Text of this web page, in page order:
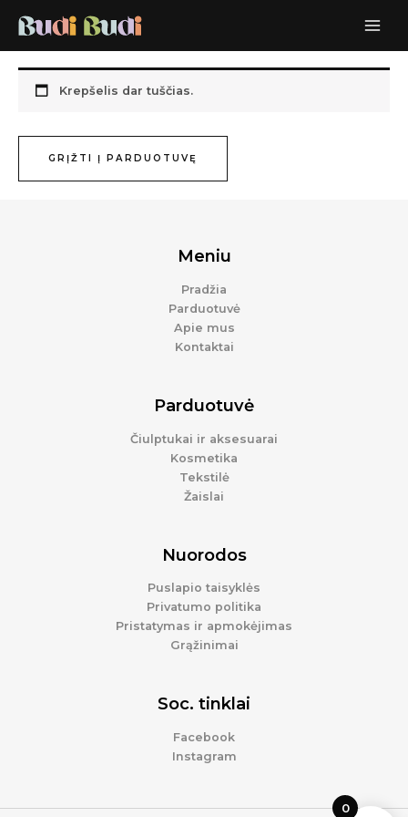
prie
Krepšelis dar tuščias.
GRĮŽTI Į PARDUOTUVĘ
Meniu
Pradžia
Parduotuvė
Apie mus
Kontaktai
Parduotuvė
Čiulptukai ir aksesuarai
Kosmetika
Tekstilė
Žaislai
Nuorodos
Puslapio taisyklės
Privatumo politika
Pristatymas ir apmokėjimas
Grąžinimai
Soc. tinklai
Facebook
Instagram
0